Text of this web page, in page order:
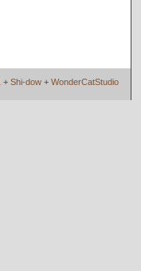
+ Shi-dow + WonderCatStudio